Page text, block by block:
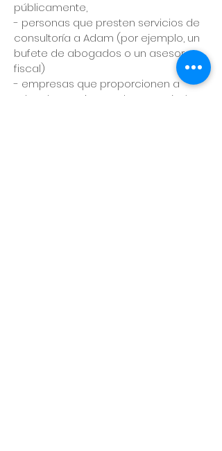
públicamente,
- personas que presten servicios de
consultoría a Adam (por ejemplo, un
bufete de abogados o un asesor
fiscal)
- empresas que proporcionen a
Adam herramientas de mensajería